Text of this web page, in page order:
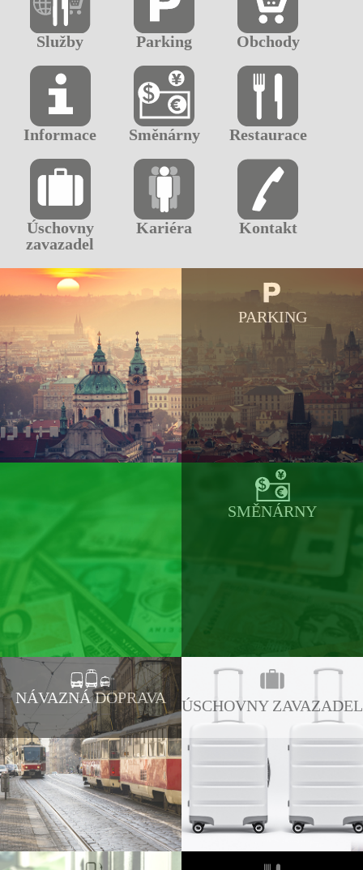
Služby Parking Obchody
Informace Směnárny Restaurace
Úschovny
zavazadel
Kariéra Kontakt
PARKING
SMĚNÁRNY
NÁVAZNÁ DOPRAVA ÚSCHOVNY ZAVAZADEL